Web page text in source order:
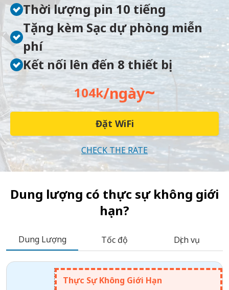
Thời lượng pin 10 tiếng
Tặng kèm Sạc dự phòng miễn
phí
Kết nối lên đến 8 thiết bị
104k/ngày~
Đặt WiFi
CHECK THE RATE
Dung lượng có thực sự không giới
hạn?
Dung Lượng Tốc độ Dịch vụ
Thực Sự Không Giới Hạn